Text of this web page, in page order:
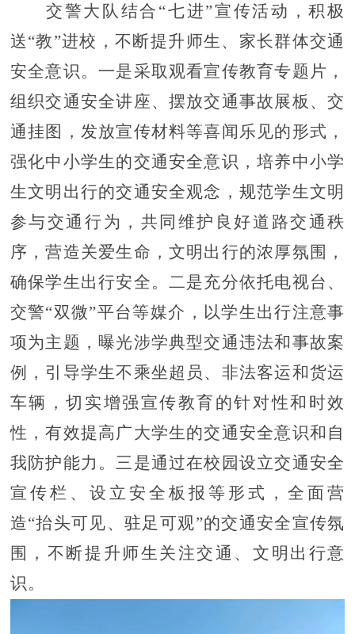
交警大队结合 “七进”宣传活动，积极
送“教”进校，不断提升师生、家长群体交通
安全意识。一是采取观看宣传教育专题片，
组织交通安全讲座、摆放交通事故展板、交
通挂图，发放宣传材料等喜闻乐见的形式，
强化中小学生的交通安全意识，培养中小学
生文明出行的交通安全观念，规范学生文明
参与交通行为，共同维护良好道路交通秩
序，营造关爱生命，文明出行的浓厚氛围，
确保学生出行安全。二是充分依托电视台、
交警“双微”平台等媒介，以学生出行注意事
项为主题，曝光涉学典型交通违法和事故案
例，引导学生不乘坐超员、非法客运和货运
车辆，切实增强宣传教育的针对性和时效
性，有效提高广大学生的交通安全意识和自
我防护能力。三是通过在校园设立交通安全
宣传栏、设立安全板报等形式，全面营
造“抬头可见、驻足可观”的交通安全宣传氛
围，不断提升师生关注交通、文明出行意
识。